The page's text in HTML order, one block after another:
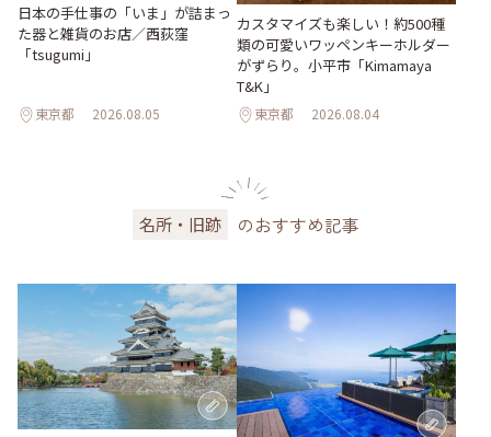
日本の手仕事の「いま」が詰まっ
た器と雑貨のお店／西荻窪
「tsugumi」
東京都 2026.08.05
カスタマイズも楽しい！約500種
類の可愛いワッペンキーホルダー
がずらり。小平市「Kimamaya
T&K」
東京都 2026.08.04
名所・旧跡 のおすすめ記事